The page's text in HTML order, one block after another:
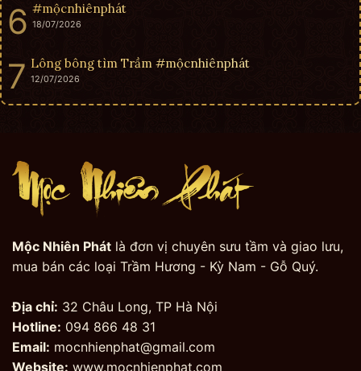
#mộcnhiênphát
18/07/2026
Lông bông tìm Trầm #mộcnhiênphát
12/07/2026
Mộc Nhiên Phát là đơn vị chuyên sưu tầm và giao lưu,
mua bán các loại Trầm Hương - Kỳ Nam - Gỗ Quý.
Địa chỉ: 32 Châu Long, TP Hà Nội
Hotline: 094 866 48 31
Email: mocnhienphat@gmail.com
Website: www.mocnhienphat.com